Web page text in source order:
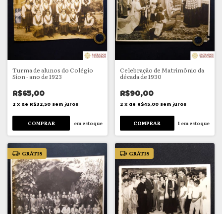
Turma de alunos do Colégio
Sion - ano de 1923
R$65,00
2 x de R$32,50 sem juros
em estoque
Celebração de Matrimônio da
década de 1930
R$90,00
2 x de R$45,00 sem juros
1 em estoque
GRÁTIS GRÁTIS